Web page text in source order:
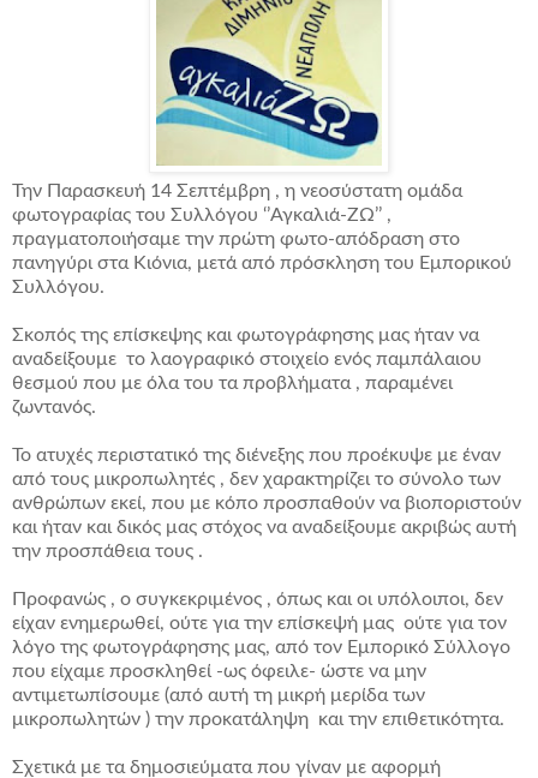
Την Παρασκευή 14 Σεπτέμβρη , η νεοσύστατη ομάδα
φωτογραφίας του Συλλόγου ‘’Αγκαλιά-ΖΩ’’ ,
πραγματοποιήσαμε την πρώτη φωτο-απόδραση στο
πανηγύρι στα Κιόνια, μετά από πρόσκληση του Εμπορικού
Συλλόγου.
Σκοπός της επίσκεψης και φωτογράφησης μας ήταν να
αναδείξουμε το λαογραφικό στοιχείο ενός παμπάλαιου
θεσμού που με όλα του τα προβλήματα , παραμένει
ζωντανός.
Το ατυχές περιστατικό της διένεξης που προέκυψε με έναν
από τους μικροπωλητές , δεν χαρακτηρίζει το σύνολο των
ανθρώπων εκεί, που με κόπο προσπαθούν να βιοποριστούν
και ήταν και δικός μας στόχος να αναδείξουμε ακριβώς αυτή
την προσπάθεια τους .
Προφανώς , ο συγκεκριμένος , όπως και οι υπόλοιποι, δεν
είχαν ενημερωθεί, ούτε για την επίσκεψή μας ούτε για τον
λόγο της φωτογράφησης μας, από τον Εμπορικό Σύλλογο
που είχαμε προσκληθεί -ως όφειλε- ώστε να μην
αντιμετωπίσουμε (από αυτή τη μικρή μερίδα των
μικροπωλητών ) την προκατάληψη και την επιθετικότητα.
Σχετικά με τα δημοσιεύματα που γίναν με αφορμή